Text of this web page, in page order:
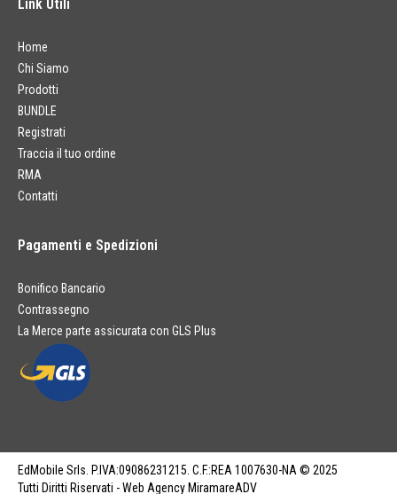
Link Utili
Home
Chi Siamo
Prodotti
BUNDLE
Registrati
Traccia il tuo ordine
RMA
Contatti
Pagamenti e Spedizioni
Bonifico Bancario
Contrassegno
La Merce parte assicurata con GLS Plus
EdMobile Srls. P.IVA:09086231215. C.F.:REA 1007630-NA © 2025
Tutti Diritti Riservati - Web Agency MiramareADV